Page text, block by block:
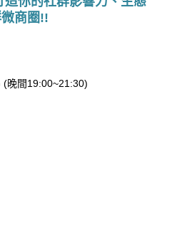
商圈!!
(晚間19:00~21:30)